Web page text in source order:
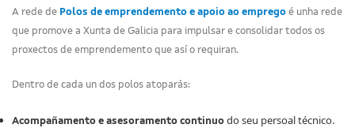
A rede de Polos de emprendemento e apoio ao emprego é unha rede
que promove a Xunta de Galicia para impulsar e consolidar todos os
proxectos de emprendemento que así o requiran.
Dentro de cada un dos polos atoparás:
Acompañamento e asesoramento continuo do seu persoal técnico.